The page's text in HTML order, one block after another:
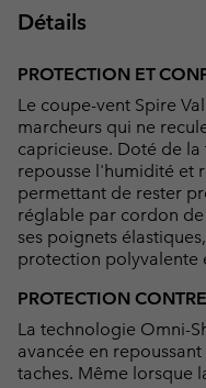
Détails
PROTECTION ET
Le coupe-vent Spire
marcheurs qui ne
capricieuse. Doté de
repousse l'humidité et
permettant de rester
réglable par cordon de
ses poignets
protection polyvalente
PROTECTION
La technologie Omni-
avancée en
taches. Même lorsque